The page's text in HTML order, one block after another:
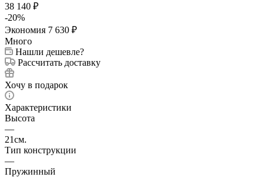
38 140 ₽
-20%
Экономия 7 630 ₽
Много
Нашли дешевле?
Рассчитать доставку
Хочу в подарок
Характеристики
Высота
—
21см.
Тип конструкции
—
Пружинный